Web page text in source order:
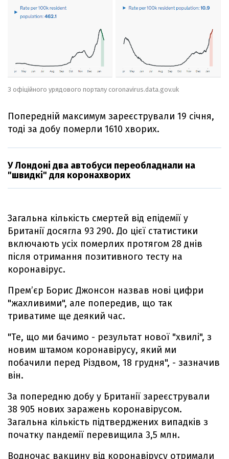
З офіційного урядового порталу coronavirus.data.gov.uk
Попередній максимум зареєстрували 19 січня,
тоді за добу померли 1610 хворих.
У Лондоні два автобуси переобладнали на
"швидкі" для коронахворих
Загальна кількість смертей від епідемії у
Британії досягла 93 290. До цієї статистики
включають усіх померлих протягом 28 днів
після отримання позитивного тесту на
коронавірус.
Прем’єр Борис Джонсон назвав нові цифри
"жахливими", але попередив, що так
триватиме ще деякий час.
"Те, що ми бачимо - результат нової "хвилі", з
новим штамом коронавірусу, який ми
побачили перед Різдвом, 18 грудня", - зазначив
він.
За попередню добу у Британії зареєстрували
38 905 нових заражень коронавірусом.
Загальна кількість підтверджених випадків з
початку пандемії перевищила 3,5 млн.
Водночас вакцину від коронавірусу отримали